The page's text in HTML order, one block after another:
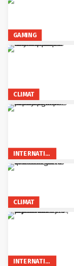
GAMING
CLIMAT
INTERNATIONAL
CLIMAT
INTERNATIONAL